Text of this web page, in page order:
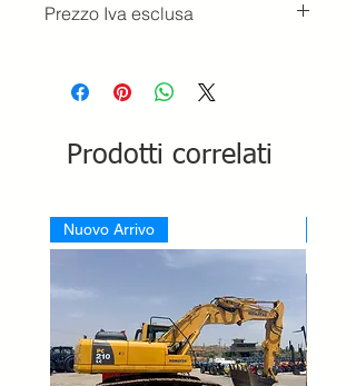
Prezzo Iva esclusa
Prodotti correlati
Nuovo Arrivo